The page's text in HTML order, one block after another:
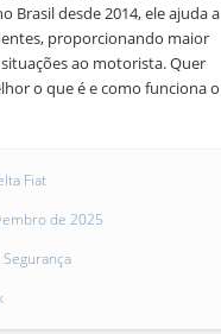
Brasil desde 2014, ele ajuda a
proporcionando maior
ao motorista. Quer
o que é e como funciona
Fiat
de 2025